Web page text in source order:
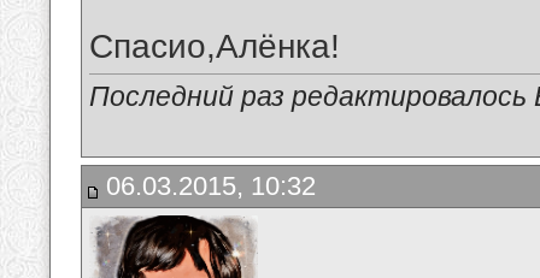
Спасио,Алёнка!
Последний раз
06.03.2015, 10:32